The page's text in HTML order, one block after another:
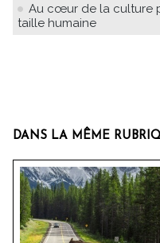
Au cœur de la culture
taille humaine
DANS LA MÊME